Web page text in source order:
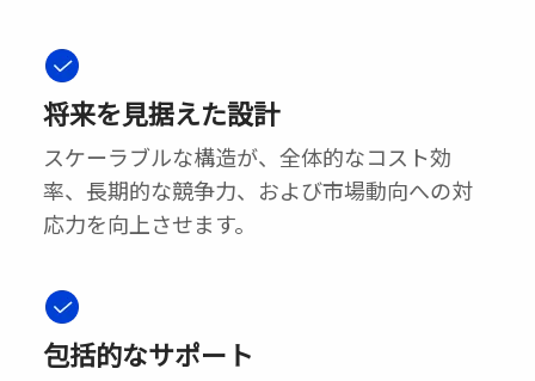
将来を見据えた設計
スケーラブルな構造が、全体的なコスト効
率、長期的な競争力、および市場動向への対
応力を向上させます。
包括的なサポート